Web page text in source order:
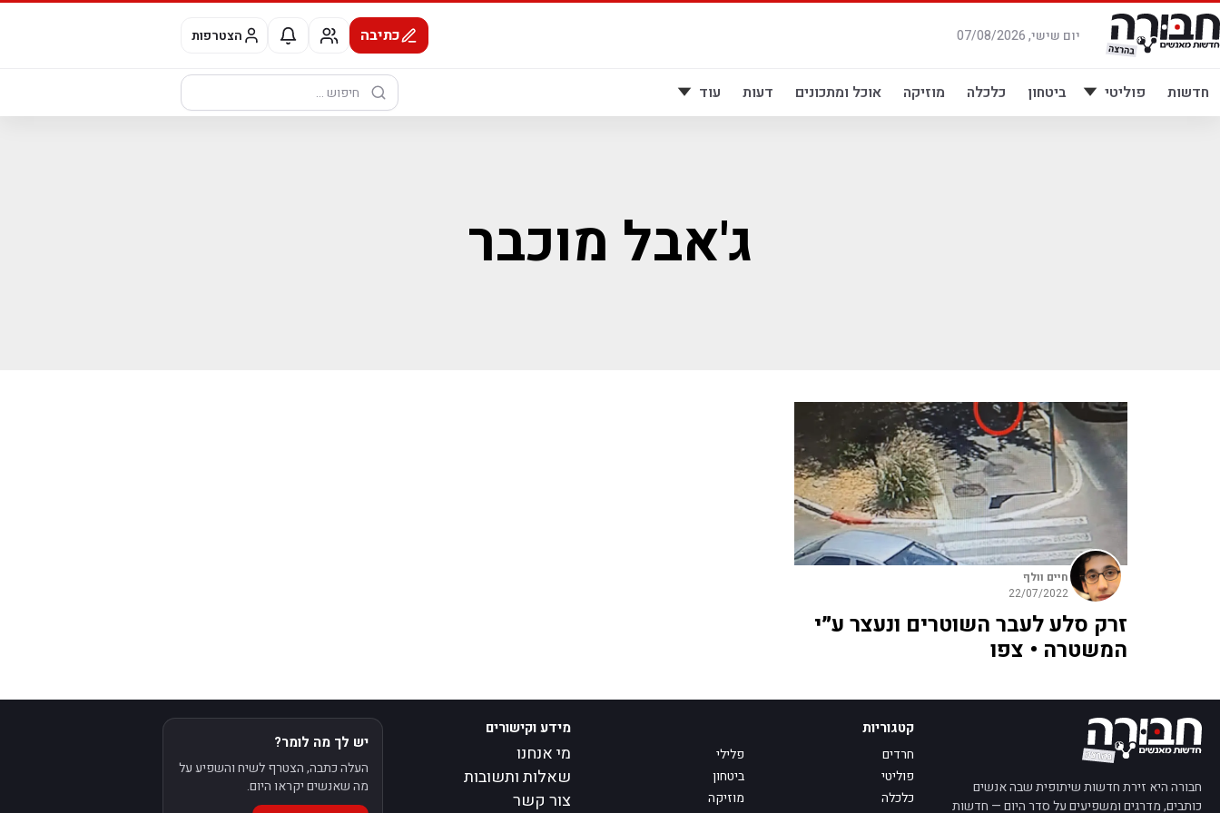
דלג
לתוכן
יום שישי, 07/08/2026 כתיבה הצטרפות
חדשות פוליטי ביטחון כלכלה מוזיקה אוכל ומתכונים דעות עוד
חיפוש:
ג'אבל מוכבר
חיים וולף
22/07/2022
זרק סלע לעבר השוטרים ונעצר ע״י
המשטרה • צפו
חבורה היא זירת חדשות שיתופית שבה אנשים
כותבים, מדרגים ומשפיעים על סדר היום — חדשות
קטגוריות
חרדים
פלילי
פוליטי
ביטחון
כלכלה
מוזיקה
מידע וקישורים
מי אנחנו
שאלות ותשובות
צור קשר
יש לך מה לומר?
העלה כתבה, הצטרף לשיח והשפיע על
מה שאנשים יקראו היום.